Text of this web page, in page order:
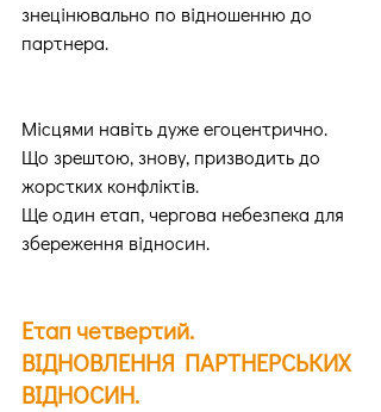
знецінювально по відношенню до
партнера.
Місцями навіть дуже егоцентрично.
Що зрештою, знову, призводить до
жорстких конфліктів.
Ще один етап, чергова небезпека для
збереження відносин.
Етап четвертий.
ВІДНОВЛЕННЯ ПАРТНЕРСЬКИХ
ВІДНОСИН.